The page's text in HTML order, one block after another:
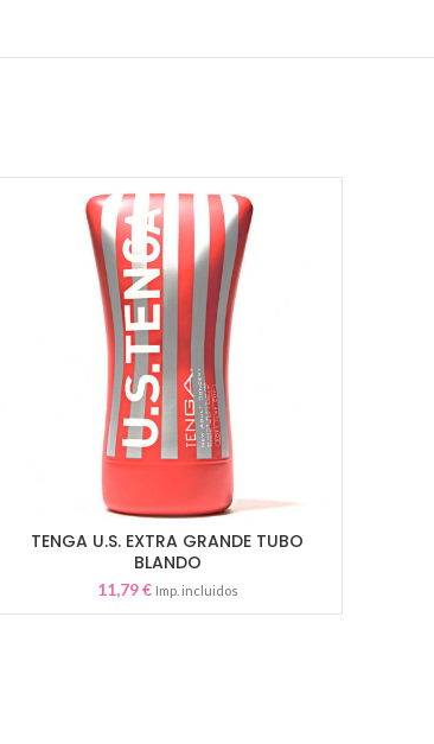
AÑADIR AL CARRITO
TENGA U.S. EXTRA GRANDE TUBO
BLANDO
11,79€ Imp. incluidos